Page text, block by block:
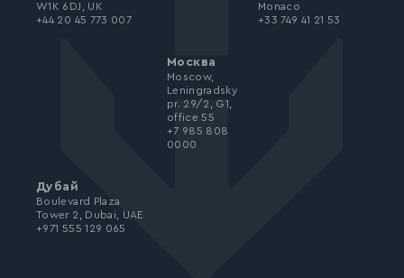
W1K 6DJ, UK
+44 20 45 773 007
Monaco
+33 749 41 21 53
Москва
Moscow,
Leningradsky
pr. 29/2, G1,
office 55
+7 985 808
0000
Дубай
Boulevard Plaza
Tower 2, Dubai, UAE
+971 555 129 065